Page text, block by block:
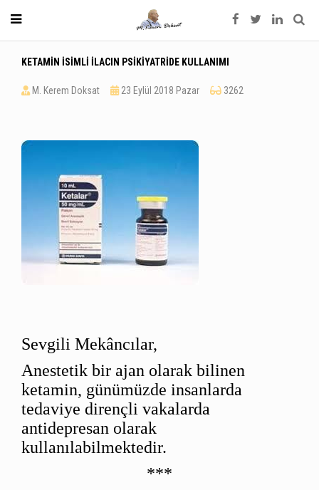
KETAMİN İSİMLİ İLACIN PSİKİYATRİDE KULLANIMI
M. Kerem Doksat 23 Eylül 2018 Pazar 3262
Sevgili Mekâncılar,
Anestetik bir ajan olarak bilinen
ketamin, günümüzde insanlarda
tedaviye dirençli vakalarda
antidepresan olarak
kullanılabilmektedir.
***